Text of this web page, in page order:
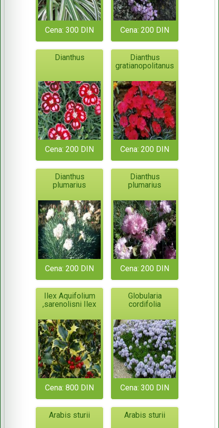
Cena: 300 DIN Cena: 200 DIN
Dianthus
Cena: 200 DIN
Dianthus
gratianopolitanus
Cena: 200 DIN
Dianthus
plumarius
Cena: 200 DIN
Dianthus
plumarius
Cena: 200 DIN
Ilex Aquifolium
,sarenolisni Ilex
Cena: 800 DIN
Globularia
cordifolia
Cena: 300 DIN
Arabis sturii Arabis sturii